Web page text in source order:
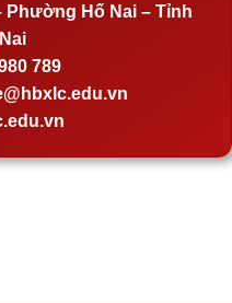
Hố Nai – Tỉnh
789